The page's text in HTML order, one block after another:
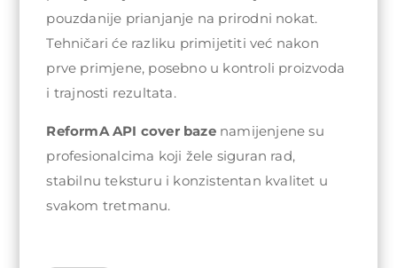
pouzdanije prianjanje na prirodni nokat.
Tehničari će razliku primijetiti već nakon
prve primjene, posebno u kontroli proizvoda
i trajnosti rezultata.
ReformA API cover bazenamijenjene su
profesionalcima koji žele siguran rad,
stabilnu teksturu i konzistentan kvalitet u
svakom tretmanu.